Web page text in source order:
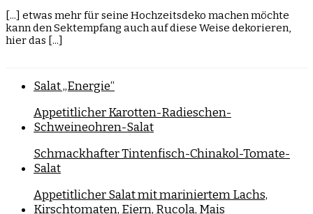
[...] etwas mehr für seine Hochzeitsdeko machen möchte
kann den Sektempfang auch auf diese Weise dekorieren,
hier das [...]
Salat „Energie“
Appetitlicher Karotten-Radieschen-
Schweineohren-Salat
Schmackhafter Tintenfisch-Chinakol-Tomate-
Salat
Appetitlicher Salat mit mariniertem Lachs,
Kirschtomaten, Eiern, Rucola, Mais